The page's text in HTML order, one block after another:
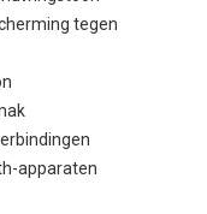
tegen
apparaten